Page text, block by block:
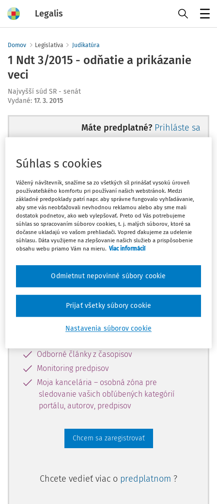
Legalis
Domov Legislatíva Judikatúra
1 Ndt 3/2015 - odňatie a prikázanie
veci
Najvyšší súd SR - senát
Vydané: 17. 3. 2015
Máte predplatné? Prihláste sa
Ups, zatiaľ ste si prečítali len
začiatok...
Celý odborný obsah z tejto oblasti je
dostupný predplatiteľom portálu.
Odomknite si prístup k odbornému
obsahu a získajte prístup na 10 dní
zdarma, stačí sa len zaregistrovať.
Vďaka registrácii získate prístup aj k
vybranému obsahu:
Odborné články z časopisov
Monitoring predpisov
Moja kancelária – osobná zóna pre
sledovanie vašich obľúbených kategórií
portálu, autorov, predpisov
Chcem sa zaregistrovať
Chcete vedieť viac o predplatnom ?
Súhlas s cookies
Vážený návštevník, snažíme sa zo všetkých síl prinášať vysokú úroveň
používateľského komfortu pri používaní našich webstránok. Medzi
základné predpoklady patrí napr. aby správne fungovalo vyhľadávanie,
aby sme vás neobťažovali nevhodnou reklamou alebo aby sme mali
dostatok podnetov, ako web vylepšovať. Preto od Vás potrebujeme
súhlas so spracovaním súborov cookies, t. j. malých súborov, ktoré sa
dočasne ukladajú vo vašom prehliadači. Vopred ďakujeme za udelenie
súhlasu. Dáta využijeme na zlepšovanie našich služieb a prispôsobenie
obsahu webu priamo Vám na mieru. Viac informácií
Nastavenia súborov cookie
Odmietnut nepovinné súbory cookie
Prijať všetky súbory cookie